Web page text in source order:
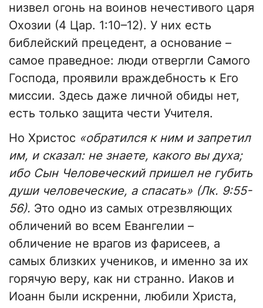
низвел огонь на воинов нечестивого царя
Охозии (4 Цар. 1:10–12). У них есть
библейский прецедент, а основание –
самое праведное: люди отвергли Самого
Господа, проявили враждебность к Его
миссии. Здесь даже личной обиды нет,
есть только защита чести Учителя.
Но Христос «обратился к ним и запретил
им, и сказал: не знаете, какого вы духа;
ибо Сын Человеческий пришел не губить
души человеческие, а спасать» (Лк. 9:55-
56). Это одно из самых отрезвляющих
обличений во всем Евангелии –
обличение не врагов из фарисеев, а
самых близких учеников, и именно за их
горячую веру, как ни странно. Иаков и
Иоанн были искренни, любили Христа,